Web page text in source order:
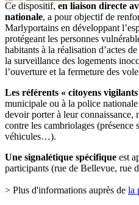
Ce dispositif, en liaison directe
nationale, a pour objectif de
Marlyportains en développant
protégeant les personnes
habitants à la réalisation d’actes
la surveillance des logements
l’ouverture et la fermeture des
Les référents « citoyens vigilants
municipale ou à la police
devoir porter à leur connaissance,
contre les cambriolages (présence
véhicules…).
Une signalétique spécifique est
participants (rue de Bellevue, rue
> Plus d'informations auprès de la